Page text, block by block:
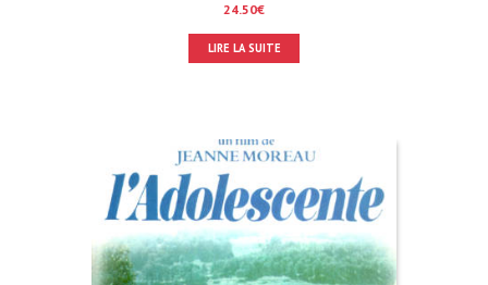
24.50€
LIRE LA SUITE